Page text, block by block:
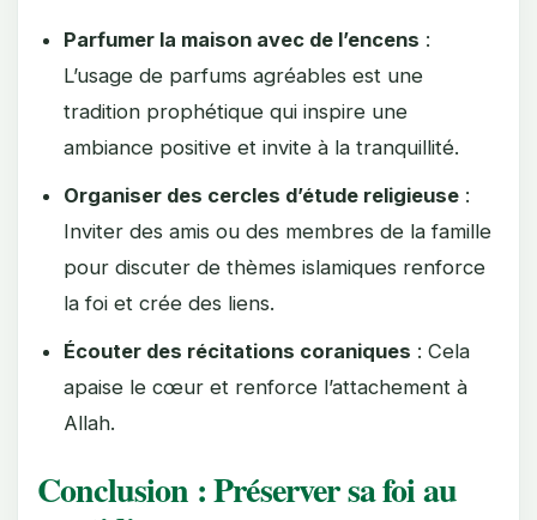
Parfumer la maison avec de l’encens :
L’usage de parfums agréables est une
tradition prophétique qui inspire une
ambiance positive et invite à la tranquillité.
Organiser des cercles d’étude religieuse :
Inviter des amis ou des membres de la famille
pour discuter de thèmes islamiques renforce
la foi et crée des liens.
Écouter des récitations coraniques : Cela
apaise le cœur et renforce l’attachement à
Allah.
Conclusion : Préserver sa foi au